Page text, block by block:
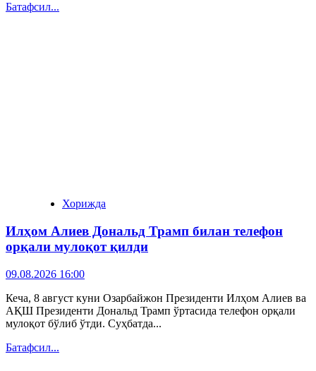
Батафсил...
Хорижда
Илҳом Алиев Дональд Трамп билан телефон
орқали мулоқот қилди
09.08.2026 16:00
Кеча, 8 август куни Озарбайжон Президенти Илҳом Алиев ва
АҚШ Президенти Дональд Трамп ўртасида телефон орқали
мулоқот бўлиб ўтди. Суҳбатда...
Батафсил...